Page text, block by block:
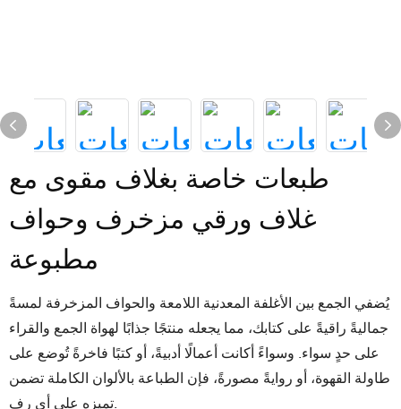
طبعات خاصة بغلاف مقوى مع
غلاف ورقي مزخرف وحواف
مطبوعة
يُضفي الجمع بين الأغلفة المعدنية اللامعة والحواف المزخرفة لمسةً
جماليةً راقيةً على كتابك، مما يجعله منتجًا جذابًا لهواة الجمع والقراء
على حدٍ سواء. وسواءً أكانت أعمالًا أدبيةً، أو كتبًا فاخرةً تُوضع على
طاولة القهوة، أو روايةً مصورةً، فإن الطباعة بالألوان الكاملة تضمن